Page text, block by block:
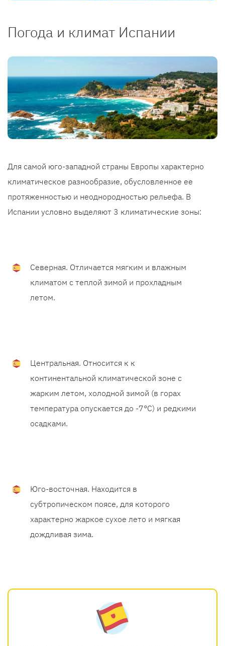
Погода и климат Испании
Для самой юго-западной страны Европы характерно
климатическое разнообразие, обусловленное ее
протяженностью и неоднородностью рельефа. В
Испании условно выделяют 3 климатические зоны:
Северная. Отличается мягким и влажным
климатом с теплой зимой и прохладным
летом.
Центральная. Относится к к
континентальной климатической зоне с
жарким летом, холодной зимой (в горах
температура опускается до -7°C) и редкими
осадками.
Юго-восточная. Находится в
субтропическом поясе, для которого
характерно жаркое сухое лето и мягкая
дождливая зима.